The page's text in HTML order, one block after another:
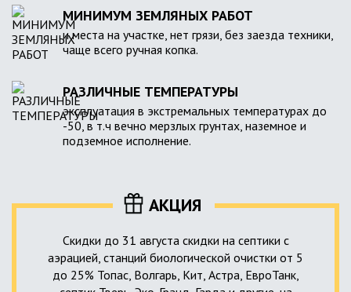
МИНИМУМ ЗЕМЛЯНЫХ РАБОТ
и места на участке, нет грязи, без заезда техники,
чаще всего ручная копка.
РАЗЛИЧНЫЕ ТЕМПЕРАТУРЫ
эксплуатация в экстремальных температурах до
-50, в т.ч вечно мерзлых грунтах, наземное и
подземное исполнение.
АКЦИЯ
Скидки до 31 августа скидки на септики с
аэрацией, станций биологической очистки от 5
до 25% Топас, Волгарь, Кит, Астра, ЕвроТанк,